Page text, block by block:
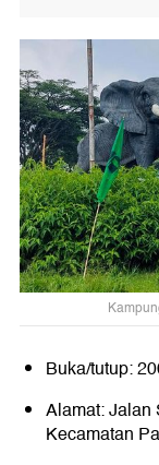
Buka/tutup:
Alamat: Jalan
Kecamatan